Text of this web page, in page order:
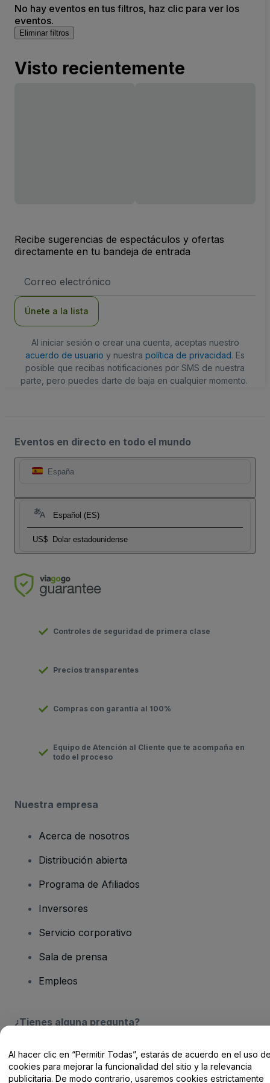
No hay eventos en tus filtros, haz clic para ver los
eventos.
Eliminar filtros
Visto recientemente
Recibe sugerencias de espectáculos y ofertas
directamente en tu bandeja de entrada
de
Únete a la lista
Al iniciar sesión o crear una cuenta, aceptas nuestro
acuerdo de usuario y nuestra política de privacidad. Es
posible que recibas notificaciones por SMS de nuestra
parte, pero puedes darte de baja en cualquier momento.
Eventos en directo en todo el mundo
España
Español (ES)
US$ Dolar estadounidense
Controles de seguridad de primera clase
Precios transparentes
Compras con garantía al 100%
Equipo de Atención al Cliente que te acompaña en
todo el proceso
Nuestra empresa
Acerca de nosotros
Distribución abierta
Programa de Afiliados
Inversores
Servicio corporativo
Sala de prensa
Empleos
¿Tienes alguna pregunta?
Centro de Ayuda / Contacto
Al hacer clic en “Permitir Todas”, estarás de acuerdo en el uso
cookies para mejorar la funcionalidad del sitio y la relevancia
publicitaria. De modo contrario, usaremos cookies estrictamente